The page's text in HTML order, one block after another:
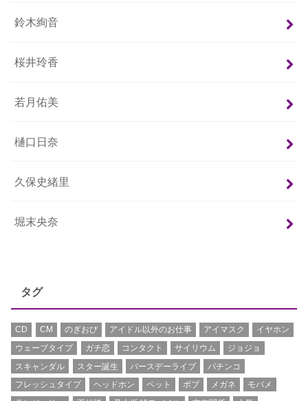
鈴木絢音
桜井玲香
若月佑美
樋口日奈
久保史緒里
堀末央奈
タグ
CD CM のぎおび アイドル以外のお仕事 アイマスク
イヤホン
ウェーブタイプ
ガチ恋 コンタクト サイリウム
ジョジョ
スキャンダル
スター誕生 バースデーライブ
パチンコ
フレッシュタイプ
ヘッドホン ペット ボブ メガネ
モバメ